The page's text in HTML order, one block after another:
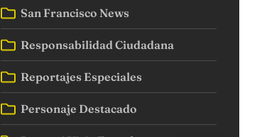
San Francisco News
Responsabilidad Ciudadana
Reportajes Especiales
Personaje Destacado